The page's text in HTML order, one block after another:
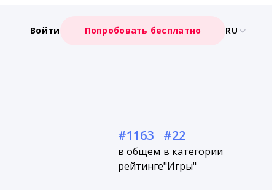
Войти Попробовать бесплатно RU
#1163
в общем
рейтинге
#22
в категории
"Игры"